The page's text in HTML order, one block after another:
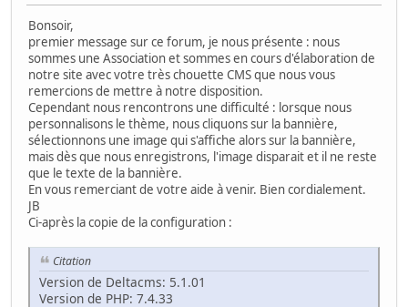
Bonsoir,
premier message sur ce forum, je nous présente : nous
sommes une Association et sommes en cours d'élaboration de
notre site avec votre très chouette CMS que nous vous
remercions de mettre à notre disposition.
Cependant nous rencontrons une difficulté : lorsque nous
personnalisons le thème, nous cliquons sur la bannière,
sélectionnons une image qui s'affiche alors sur la bannière,
mais dès que nous enregistrons, l'image disparait et il ne reste
que le texte de la bannière.
En vous remerciant de votre aide à venir. Bien cordialement.
JB
Ci-après la copie de la configuration :
Citation
Version de Deltacms: 5.1.01
Version de PHP: 7.4.33